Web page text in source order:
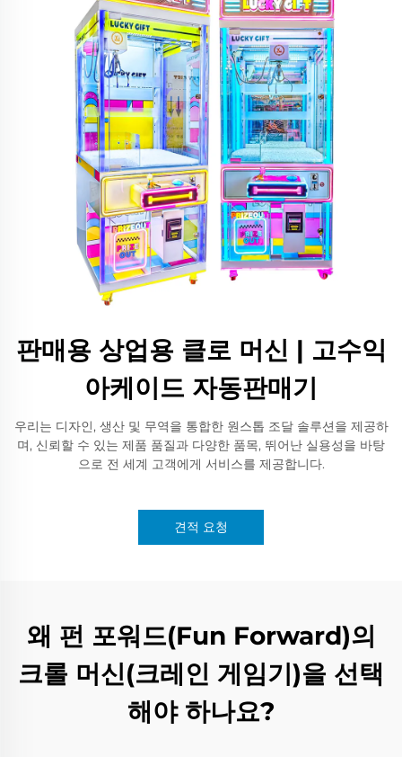
판매용 상업용 클로 머신 | 고수익
아케이드 자동판매기
우리는 디자인, 생산 및 무역을 통합한 원스톱 조달 솔루션을 제공하
며, 신뢰할 수 있는 제품 품질과 다양한 품목, 뛰어난 실용성을 바탕
으로 전 세계 고객에게 서비스를 제공합니다.
견적 요청
왜 펀 포워드(Fun Forward)의
크롤 머신(크레인 게임기)을 선택
해야 하나요?